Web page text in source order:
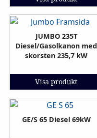
JUMBO 235T
Diesel/Gasolkanon med
skorsten 235,7 kW
Visa produkt
GE/S 65 Diesel 69kW